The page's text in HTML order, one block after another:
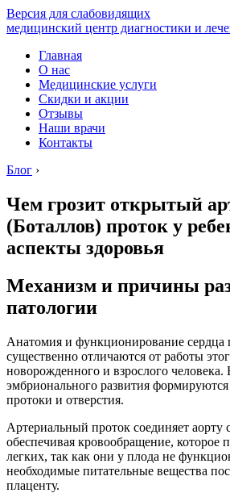
Версия для слабовидящих
медицинский центр диагностики и
Главная
О нас
Медицинские услуги
Скидки и акции
Отзывы
Наши врачи
Контакты
Блог ›
Чем грозит открытый
(Боталлов) проток у
аспекты здоровья
Механизм и причины
патологии
Анатомия и функционирование сердца
существенно отличаются от работы
новорожденного и взрослого человека.
эмбрионального развития
протоки и отверстия.
Артериальный проток соединяет аорту
обеспечивая кровообращение, которое
легких, так как они у плода не
необходимые питательные вещества
плаценту.